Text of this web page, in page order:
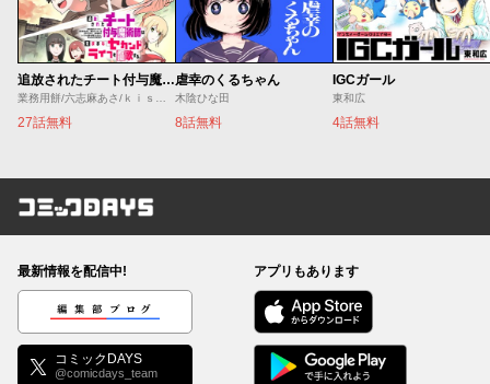
追放されたチート付与魔術師は気ままなセカンドライフを謳歌する。 ～俺は武器だけじゃなく、あらゆるものに『強化ポイント』を付与できるし、俺の意思でいつでも効果を解除できるけど、残った人たち大丈夫？～
業務用餅/六志麻あさ/ｋｉｓｕｉ
27話無料
虐幸のくるちゃん
木陰ひな田
8話無料
IGCガール
東和広
4話無料
コミックDAYS
最新情報を配信中!
編集部ブログ
コミックDAYS
@comicdays_team
アプリもあります